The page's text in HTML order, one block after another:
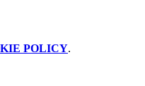
POLICY.